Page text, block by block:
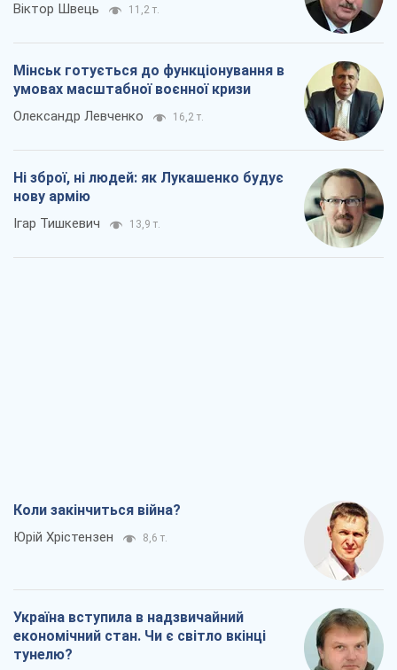
Віктор Швець 11,2 т.
Мінськ готується до функціонування в
умовах масштабної воєнної кризи
Олександр Левченко 16,2 т.
Ні зброї, ні людей: як Лукашенко будує
нову армію
Ігар Тишкевич 13,9 т.
Коли закінчиться війна?
Юрій Хрістензен 8,6 т.
Україна вступила в надзвичайний
економічний стан. Чи є світло вкінці
тунелю?